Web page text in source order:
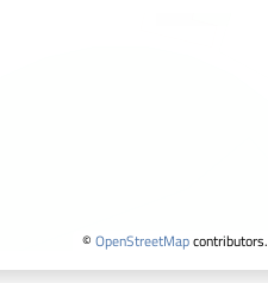
©OpenStreetMapcontributors.